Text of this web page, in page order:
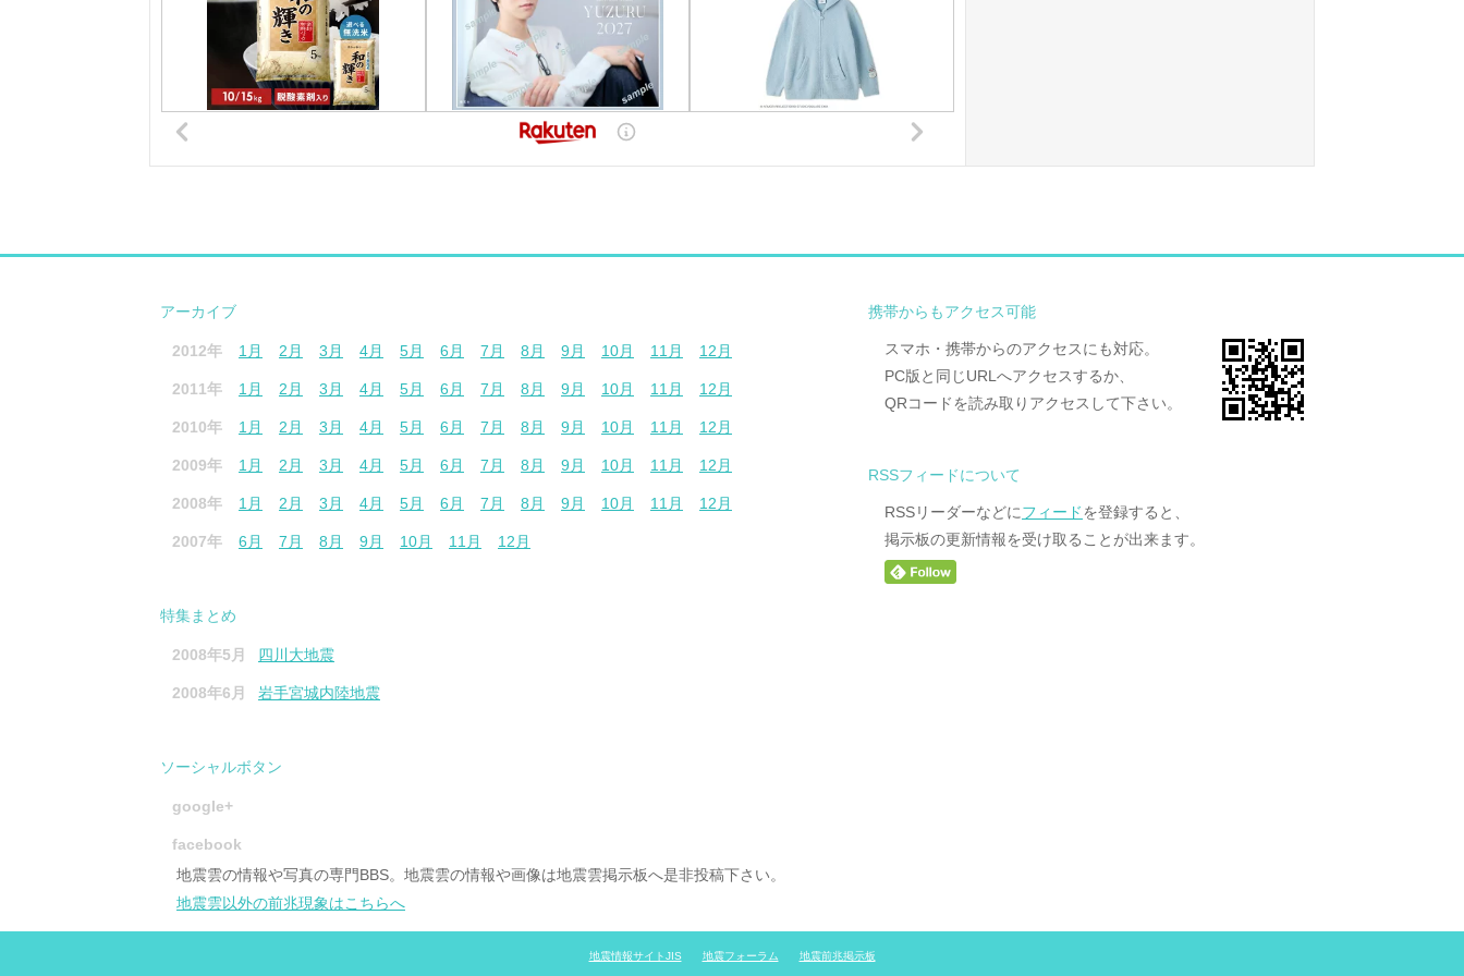
アーカイブ
2012年 1月 2月 3月 4月 5月 6月 7月 8月 9月 10月 11月 12月
2011年 1月 2月 3月 4月 5月 6月 7月 8月 9月 10月 11月 12月
2010年 1月 2月 3月 4月 5月 6月 7月 8月 9月 10月 11月 12月
2009年 1月 2月 3月 4月 5月 6月 7月 8月 9月 10月 11月 12月
2008年 1月 2月 3月 4月 5月 6月 7月 8月 9月 10月 11月 12月
2007年 6月 7月 8月 9月 10月 11月 12月
特集まとめ
2008年5月 四川大地震
2008年6月 岩手宮城内陸地震
ソーシャルボタン
google+
facebook
携帯からもアクセス可能
スマホ・携帯からのアクセスにも対応。
PC版と同じURLへアクセスするか、
QRコードを読み取りアクセスして下さい。
RSSフィードについて
RSSリーダーなどにフィードを登録すると、
掲示板の更新情報を受け取ることが出来ます。
地震雲の情報や写真の専門BBS。地震雲の情報や画像は地震雲掲示板へ是非投稿下さい。
地震雲以外の前兆現象はこちらへ
地震情報サイトJIS 地震フォーラム
地震前兆掲示板